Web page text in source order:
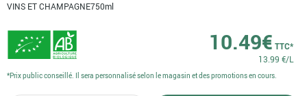
VINS ET CHAMPAGNE750ml
10.49€ TTC*
13.99 €/L
*Prix public conseillé. Il sera personnalisé selon le magasin et des promotions en cours.